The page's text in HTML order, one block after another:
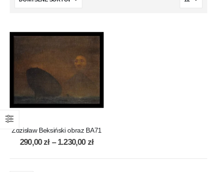
Zdzisław Beksiński obraz BA71
290,00zł – 1.230,00 zł